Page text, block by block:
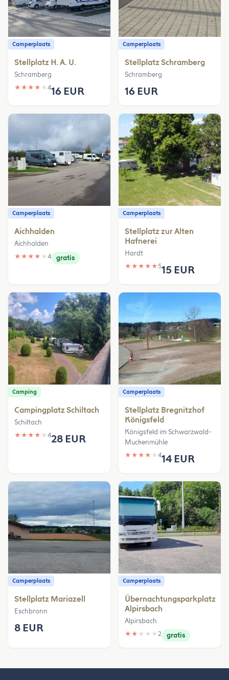
Camperplaats
Stellplatz H. A. U.
Schramberg
★ ★ ★ ★ ★ 416 EUR
Camperplaats
Stellplatz Schramberg
Schramberg
16 EUR
Camperplaats
Aichhalden
Aichhalden
★ ★ ★ ★ ★ 4 gratis
Camperplaats
Stellplatz zur Alten
Hafnerei
Hardt
★ ★ ★ ★ ★515 EUR
Camping
Campingplatz Schiltach
Schiltach
★ ★ ★ ★ ★ 428 EUR
Camperplaats
Stellplatz Bregnitzhof
Königsfeld
Königsfeld im Schwarzwald-
Muckenmühle
★ ★ ★ ★ ★ 414 EUR
Camperplaats
Stellplatz Mariazell
Eschbronn
8 EUR
Camperplaats
Übernachtungsparkplatz
Alpirsbach
Alpirsbach
★ ★ ★ ★ ★ 2 gratis